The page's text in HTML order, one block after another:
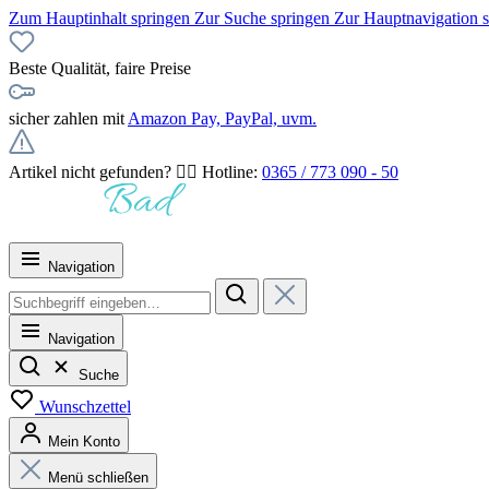
Zum Hauptinhalt springen Zur Suche springen Zur Hauptnavigation
Beste Qualität, faire Preise
sicher zahlen mit Amazon Pay, PayPal, uvm.
Artikel nicht gefunden? 👉🏻 Hotline: 0365 / 773 090 - 50
Navigation
Navigation
Suche
Wunschzettel
Mein Konto
Menü schließen